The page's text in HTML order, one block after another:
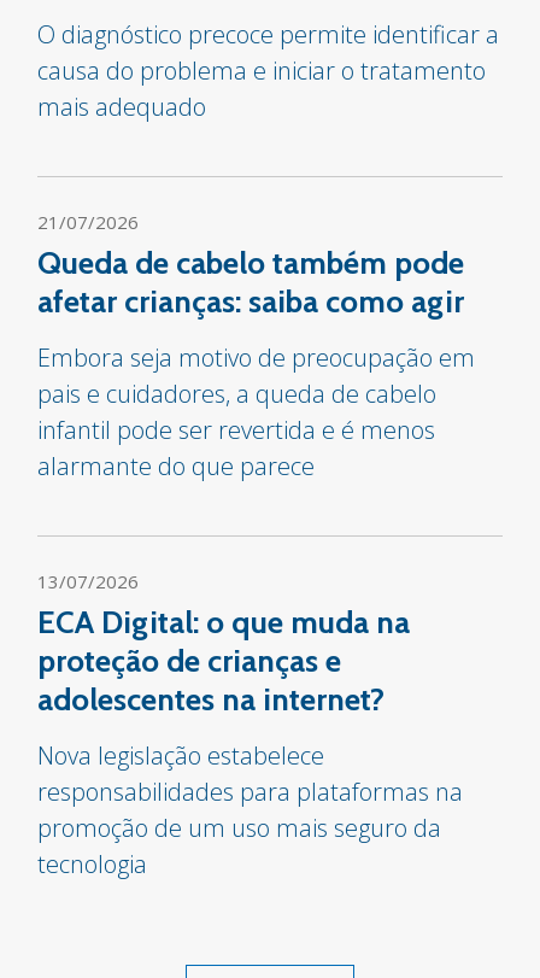
O diagnóstico precoce permite identificar a
causa do problema e iniciar o tratamento
mais adequado
21/07/2026
Queda de cabelo também pode
afetar crianças: saiba como agir
Embora seja motivo de preocupação em
pais e cuidadores, a queda de cabelo
infantil pode ser revertida e é menos
alarmante do que parece
13/07/2026
ECA Digital: o que muda na
proteção de crianças e
adolescentes na internet?
Nova legislação estabelece
responsabilidades para plataformas na
promoção de um uso mais seguro da
tecnologia